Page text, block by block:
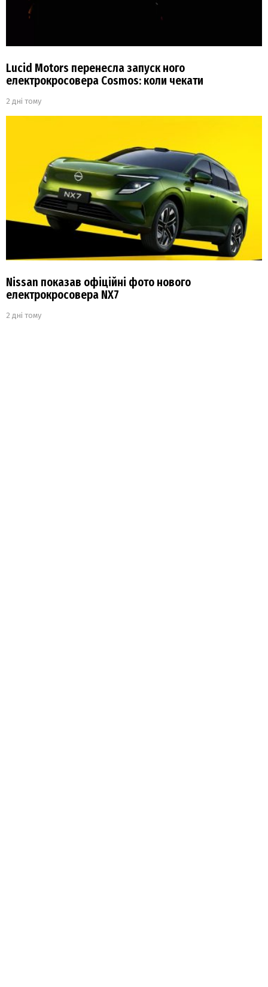
Lucid Motors перенесла запуск ного
електрокросовера Cosmos: коли чекати
2 дні тому
Nissan показав офіційні фото нового
електрокросовера NX7
2 дні тому